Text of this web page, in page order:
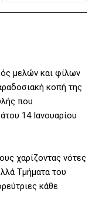
μελών και φίλων
κοπή της
που
14 Ιανουαρίου
χαρίζοντας νότες
Τμήματα του
κάθε